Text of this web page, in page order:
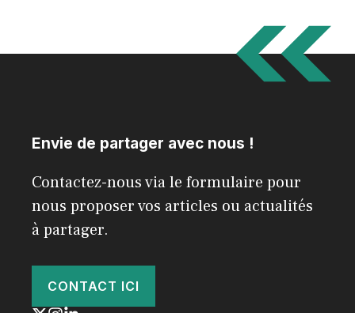
Envie de partager avec nous !
Contactez-nous via le formulaire pour
nous proposer vos articles ou actualités
à partager.
CONTACT ICI